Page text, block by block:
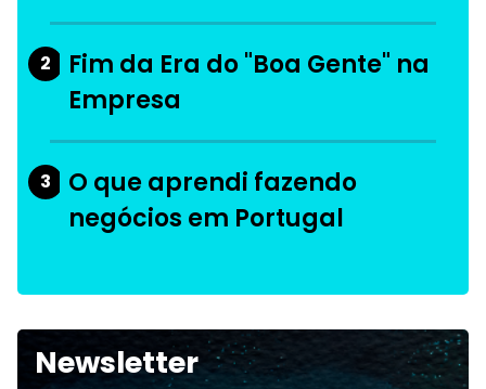
2
Fim da Era do "Boa Gente" na
Empresa
3
O que aprendi fazendo
negócios em Portugal
Newsletter